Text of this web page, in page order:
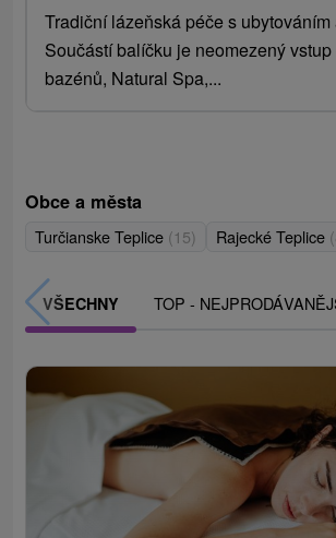
Tradiční lázeňská péče s
Součástí balíčku je neomezený
bazénů, Natural Spa,...
Obce a města
Turčianske Teplice (15) Rajecké Teplice
VŠECHNY TOP -